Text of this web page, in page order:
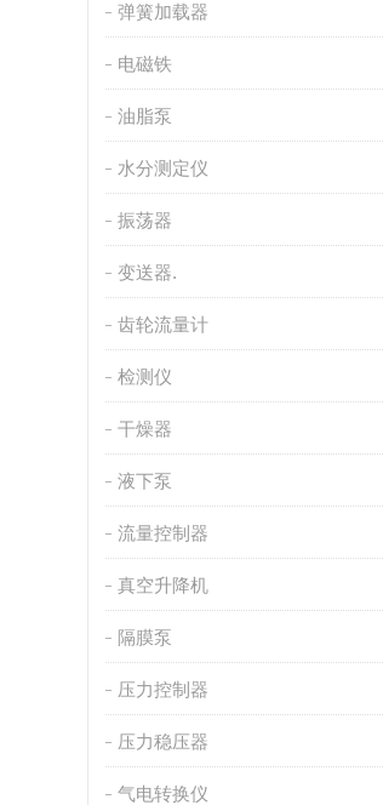
弹簧加载器
电磁铁
油脂泵
水分测定仪
振荡器
变送器.
齿轮流量计
检测仪
干燥器
液下泵
流量控制器
真空升降机
隔膜泵
压力控制器
压力稳压器
气电转换仪